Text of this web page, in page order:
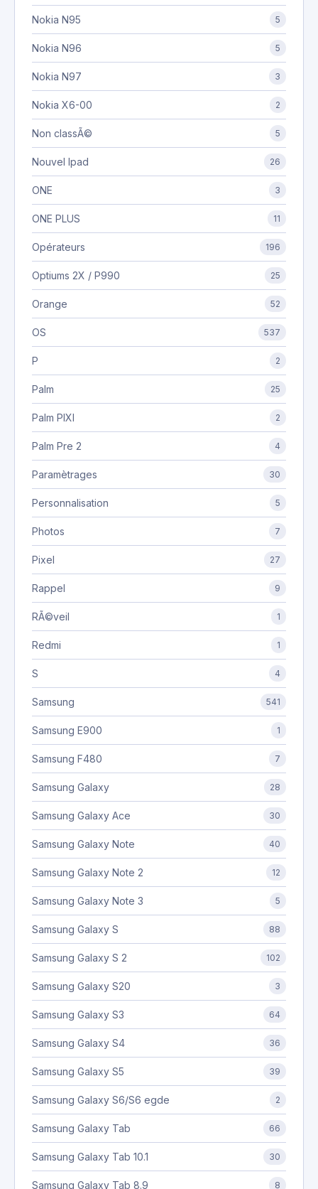
Nokia N95 5
Nokia N96 5
Nokia N97 3
Nokia X6-00 2
Non classÃ© 5
Nouvel Ipad 26
ONE 3
ONE PLUS 11
Opérateurs 196
Optiums 2X / P990 25
Orange 52
OS 537
P 2
Palm 25
Palm PIXI 2
Palm Pre 2 4
Paramètrages 30
Personnalisation 5
Photos 7
Pixel 27
Rappel 9
RÃ©veil 1
Redmi 1
S 4
Samsung 541
Samsung E900 1
Samsung F480 7
Samsung Galaxy 28
Samsung Galaxy Ace 30
Samsung Galaxy Note 40
Samsung Galaxy Note 2 12
Samsung Galaxy Note 3 5
Samsung Galaxy S 88
Samsung Galaxy S 2 102
Samsung Galaxy S20 3
Samsung Galaxy S3 64
Samsung Galaxy S4 36
Samsung Galaxy S5 39
Samsung Galaxy S6/S6 egde 2
Samsung Galaxy Tab 66
Samsung Galaxy Tab 10.1 30
Samsung Galaxy Tab 8.9 8